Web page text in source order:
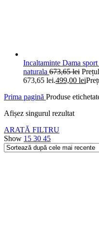
Incaltaminte Dama
naturala 673,65lei
673,65 lei.499,00 lei
Prima pagină Produse
Afișez singurul rezultat
ARATĂ FILTRU
Show 15 30 45